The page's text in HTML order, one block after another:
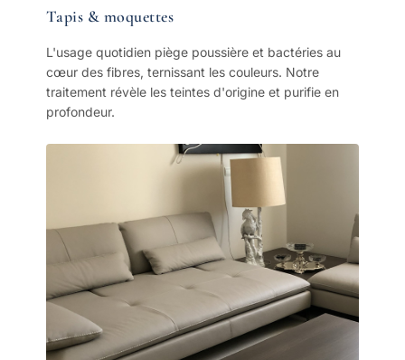
Tapis & moquettes
L'usage quotidien piège poussière et bactéries au
cœur des fibres, ternissant les couleurs. Notre
traitement révèle les teintes d'origine et purifie en
profondeur.